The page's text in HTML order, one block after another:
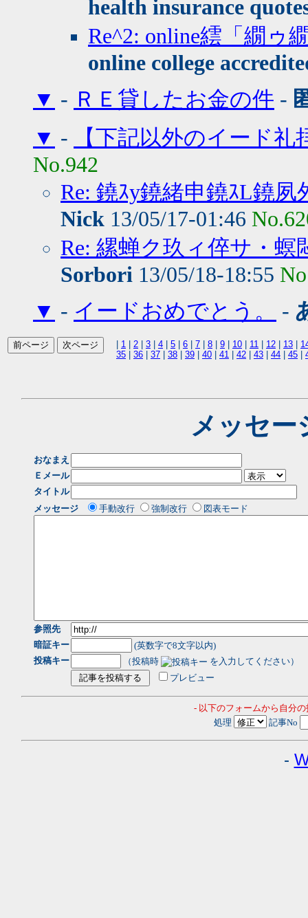
health insurance
Re^2: online繧「繝
online college
▼ - ＲＥ貸したお金の件 -
▼ -
【下記以外のイード礼
No.942
Re: 鐃ｽy鐃緒申鐃ｽL鐃
Nick 13/05/17-01:46
Re: 縲蝉ク玖ィ倅サ・
Sorbori 13/05/18-18:55
▼ - イードおめでとう。 -
1 2 3 4 5 6 7 8 9 10 11 12 13
35
36 37 38 39 40 41 42 43 44 45
メッセー
おなまえ
Ｅメール
タイトル
メッセージ
手動改行 強制改行 図表モード
参照先
暗証キー
(英数字で8文字以内)
投稿キー
（投稿時
を入力してください）
プレビュー
- 以下のフォームから自分
処理
記事No
-